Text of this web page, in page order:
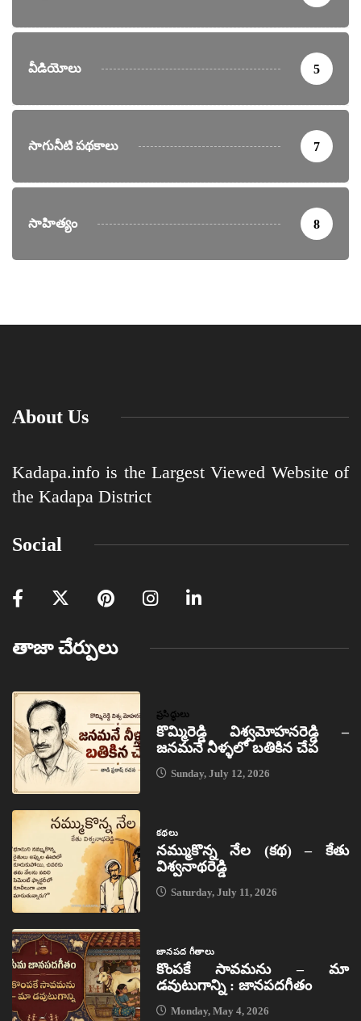
వీడియోలు 5
సాగునీటి పథకాలు 7
సాహిత్యం 8
About Us
Kadapa.info is the Largest Viewed Website of
the Kadapa District
Social
తాజా చేర్పులు
ప్రసిద్ధులు
కొమ్మిరెడ్డి విశ్వమోహనరెడ్డి –
జనమనే నీళ్ళలో బతికిన చేప
Sunday, July 12, 2026
కథలు
నమ్ముకొన్న నేల (కథ) – కేతు
విశ్వనాథరెడ్డి
Saturday, July 11, 2026
జానపద గీతాలు
కొంపకే సావమను – మా
డవుటుగాన్ని : జానపదగీతం
Monday, May 4, 2026